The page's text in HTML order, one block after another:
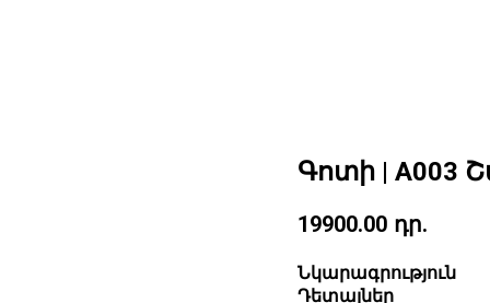
Գոտի | A003
19900.00 դր.
Նկարագրություն
Դետալներ